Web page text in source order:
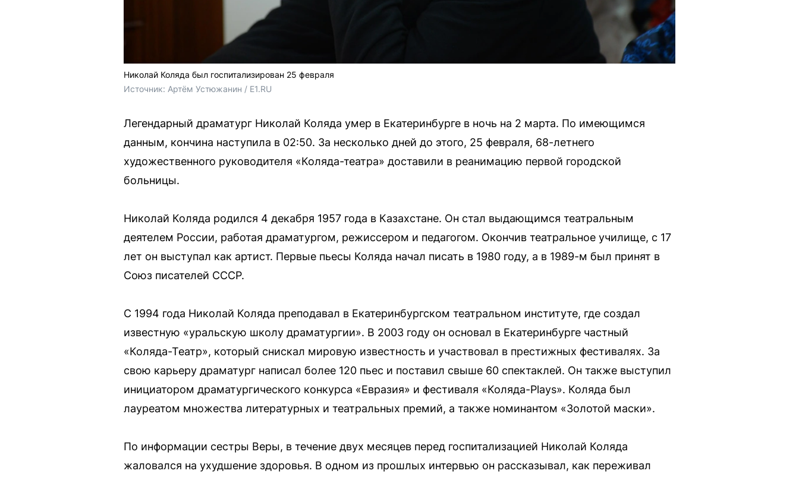
Николай Коляда был госпитализирован 25 февраля
Источник: Артём Устюжанин / E1.RU
Легендарный драматург Николай Коляда умер в Екатеринбурге в ночь на 2 марта. По имеющимся
данным, кончина наступила в 02:50. За несколько дней до этого, 25 февраля, 68-летнего
художественного руководителя «Коляда-театра» доставили в реанимацию первой городской
больницы.
Николай Коляда родился 4 декабря 1957 года в Казахстане. Он стал выдающимся театральным
деятелем России, работая драматургом, режиссером и педагогом. Окончив театральное училище, с 17
лет он выступал как артист. Первые пьесы Коляда начал писать в 1980 году, а в 1989-м был принят в
Союз писателей СССР.
С 1994 года Николай Коляда преподавал в Екатеринбургском театральном институте, где создал
известную «уральскую школу драматургии». В 2003 году он основал в Екатеринбурге частный
«Коляда-Театр», который снискал мировую известность и участвовал в престижных фестивалях. За
свою карьеру драматург написал более 120 пьес и поставил свыше 60 спектаклей. Он также выступил
инициатором драматургического конкурса «Евразия» и фестиваля «Коляда-Plays». Коляда был
лауреатом множества литературных и театральных премий, а также номинантом «Золотой маски».
По информации сестры Веры, в течение двух месяцев перед госпитализацией Николай Коляда
жаловался на ухудшение здоровья. В одном из прошлых интервью он рассказывал, как переживал